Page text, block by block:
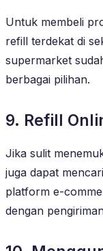
Untuk membeli
refill terdekat di
supermarket
berbagai pilihan.
9. Refill
Jika sulit
juga dapat
platform e-
dengan